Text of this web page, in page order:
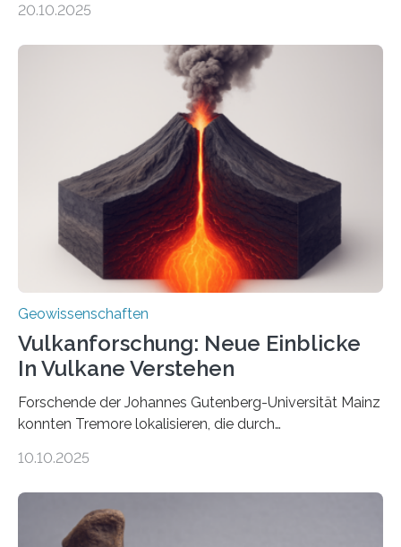
Sedimenten zu finden sind. Nun ist es einem
Domänen auf einem dieser „Riesenmagnetfossilien” mit
einer raffinierten Methode an der Diamond-
Röntgenquelle zu kartieren. Ihre Analyse zeigt, dass
diese Partikel es den Organismen ermöglicht haben
könnten, winzige Schwankungen sowohl in der
Richtung als auch in der Intensität des Erdmagnetfelds
wahrzunehmen. Dadurch konnten sie sich verorten und
über den Ozean navigieren. Vor einigen Jahren…
20.10.2025
Geowissenschaften
Vulkanforschung: Neue Einblicke
In Vulkane Verstehen
Forschende der Johannes Gutenberg-Universität Mainz
konnten Tremore lokalisieren, die durch
Vulkan? Was passiert in der Erde darunter? Wo
erzeugt durch Magma oder Gase, die sich durch
Schlote einen Weg nach oben bahnen? Jun.-Prof. Dr.
10.10.2025